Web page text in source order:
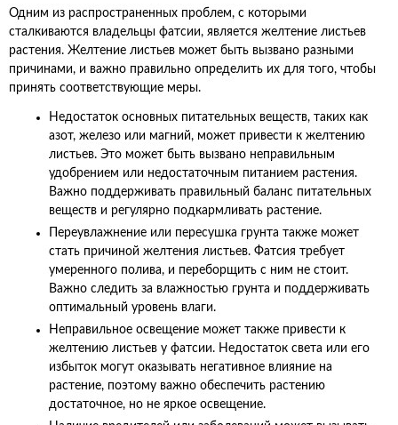
Одним из распространенных проблем, с которыми
сталкиваются владельцы фатсии, является желтение листьев
растения. Желтение листьев может быть вызвано разными
причинами, и важно правильно определить их для того, чтобы
принять соответствующие меры.
Недостаток основных питательных веществ, таких как
азот, железо или магний, может привести к желтению
листьев. Это может быть вызвано неправильным
удобрением или недостаточным питанием растения.
Важно поддерживать правильный баланс питательных
веществ и регулярно подкармливать растение.
Переувлажнение или пересушка грунта также может
стать причиной желтения листьев. Фатсия требует
умеренного полива, и переборщить с ним не стоит.
Важно следить за влажностью грунта и поддерживать
оптимальный уровень влаги.
Неправильное освещение может также привести к
желтению листьев у фатсии. Недостаток света или его
избыток могут оказывать негативное влияние на
растение, поэтому важно обеспечить растению
достаточное, но не яркое освещение.